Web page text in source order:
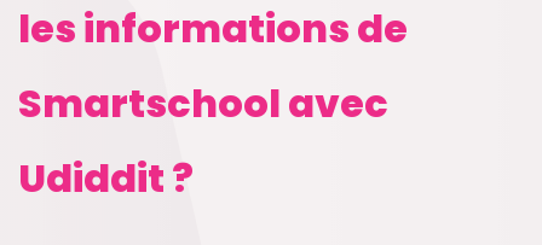
les informations de
Smartschool avec
Udiddit ?